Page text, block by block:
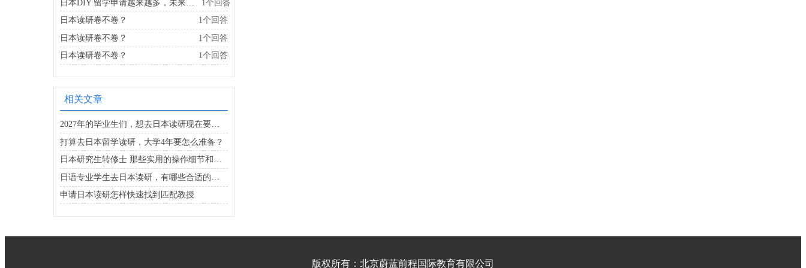
1个回答
日本读研卷不卷？
1个回答
日本读研卷不卷？
1个回答
日本读研卷不卷？
1个回答
相关文章
打算去日本留学读研，大学4年要怎么准备？
申请日本读研怎样快速找到匹配教授
版权所有：北京蔚蓝前程国际教育有限公司